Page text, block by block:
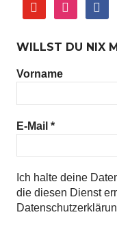
youtube instagram
WILLST DU NIX
Vorname
E-Mail *
Ich halte deine
die diesen Dienst